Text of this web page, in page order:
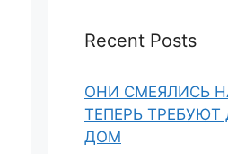
Recent Posts
ОНИ СМЕЯЛИСЬ
ТЕПЕРЬ
ДОМ